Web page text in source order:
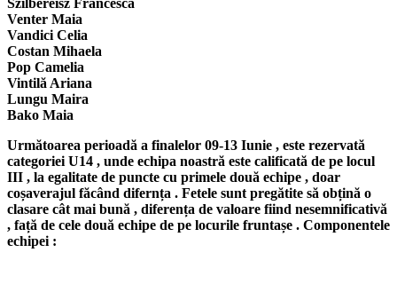
Venter Maia
Vandici Celia
Costan Mihaela
Pop Camelia
Vintilă Ariana
Lungu Maira
Bako Maia
Următoarea perioadă a finalelor 09-13 Iunie , este rezervată
categoriei U14 , unde echipa noastră este calificată de pe locul
III , la egalitate de puncte cu primele două echipe , doar
coșaverajul făcând difernța . Fetele sunt pregătite să obțină o
clasare cât mai bună , diferența de valoare fiind nesemnificativă
, față de cele două echipe de pe locurile fruntașe . Componentele
echipei :